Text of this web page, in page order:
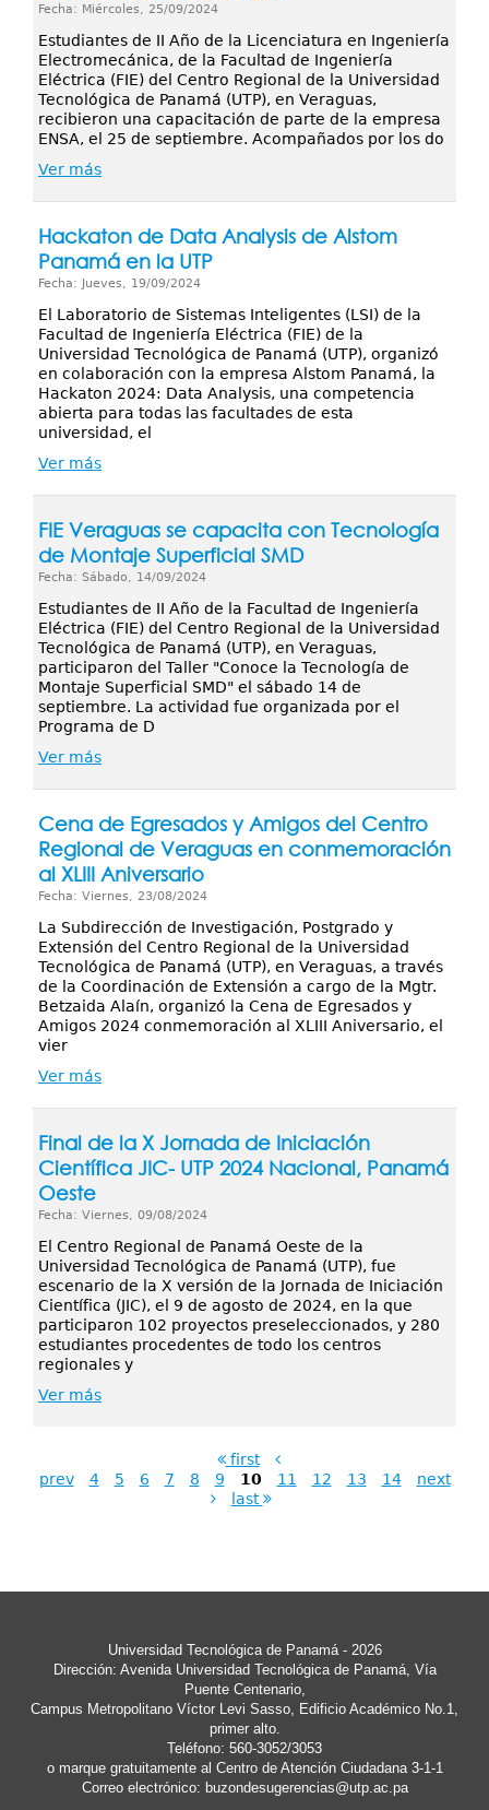
Fecha: Miércoles, 25/09/2024
Estudiantes de II Año de la Licenciatura en Ingeniería
Electromecánica, de la Facultad de Ingeniería
Eléctrica (FIE) del Centro Regional de la Universidad
Tecnológica de Panamá (UTP), en Veraguas,
recibieron una capacitación de parte de la empresa
ENSA, el 25 de septiembre. Acompañados por los do
Ver más
Hackaton de Data Analysis de Alstom
Panamá en la UTP
Fecha: Jueves, 19/09/2024
El Laboratorio de Sistemas Inteligentes (LSI) de la
Facultad de Ingeniería Eléctrica (FIE) de la
Universidad Tecnológica de Panamá (UTP), organizó
en colaboración con la empresa Alstom Panamá, la
Hackaton 2024: Data Analysis, una competencia
abierta para todas las facultades de esta
universidad, el
Ver más
FIE Veraguas se capacita con Tecnología
de Montaje Superficial SMD
Fecha: Sábado, 14/09/2024
Estudiantes de II Año de la Facultad de Ingeniería
Eléctrica (FIE) del Centro Regional de la Universidad
Tecnológica de Panamá (UTP), en Veraguas,
participaron del Taller "Conoce la Tecnología de
Montaje Superficial SMD" el sábado 14 de
septiembre. La actividad fue organizada por el
Programa de D
Ver más
Cena de Egresados y Amigos del Centro
Regional de Veraguas en conmemoración
al XLIII Aniversario
Fecha: Viernes, 23/08/2024
La Subdirección de Investigación, Postgrado y
Extensión del Centro Regional de la Universidad
Tecnológica de Panamá (UTP), en Veraguas, a través
de la Coordinación de Extensión a cargo de la Mgtr.
Betzaida Alaín, organizó la Cena de Egresados y
Amigos 2024 conmemoración al XLIII Aniversario, el
vier
Ver más
Final de la X Jornada de Iniciación
Científica JIC- UTP 2024 Nacional, Panamá
Oeste
Fecha: Viernes, 09/08/2024
El Centro Regional de Panamá Oeste de la
Universidad Tecnológica de Panamá (UTP), fue
escenario de la X versión de la Jornada de Iniciación
Científica (JIC), el 9 de agosto de 2024, en la que
participaron 102 proyectos preseleccionados, y 280
estudiantes procedentes de todo los centros
regionales y
Ver más
first
prev
4 5 6 7 8 9 10 11 12 13 14
next
last
Universidad Tecnológica de Panamá - 2026
Dirección: Avenida Universidad Tecnológica de Panamá, Vía
Puente Centenario,
Campus Metropolitano Víctor Levi Sasso, Edificio Académico No.1,
primer alto.
Teléfono: 560-3052/3053
o marque gratuitamente al Centro de Atención Ciudadana 3-1-1
Correo electrónico: buzondesugerencias@utp.ac.pa